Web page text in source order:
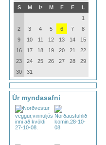
S M Þ M F F
L
1
2
3 4 5 6 7
8
9
10 11 12 13 14
15
16
17 18 19 20 21
22
23
24 25 26 27 28
29
30
31
Úr myndasafni